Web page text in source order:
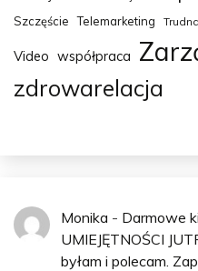
Szczęście Telemarketing
Video współpraca
zdrowarelacja
Monika - Darmowe
UMIEJĘTNOŚCI
byłam i polecam.